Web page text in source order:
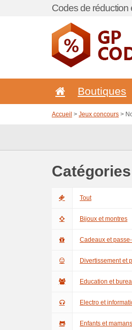
Codes de réduction
Boutiques
Accueil > Jeux concours >
Catégories
Tout
Bijoux et montres
Cadeaux et
Divertissement et
Education et
Electro et
Enfants et mamans